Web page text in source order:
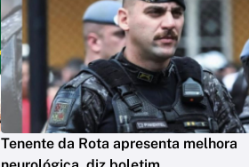
Tenente da Rota apresenta melhora